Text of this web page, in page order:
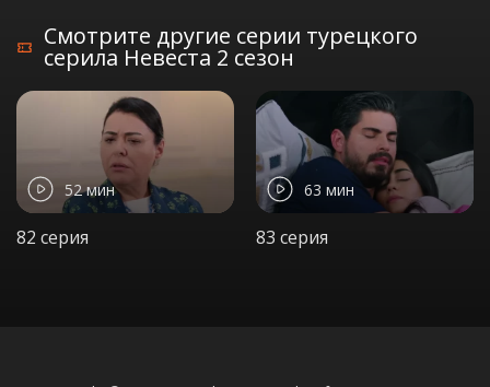
Смотрите другие серии турецкого
серила Невеста 2 сезон
52 мин
82 серия
63 мин
83 серия